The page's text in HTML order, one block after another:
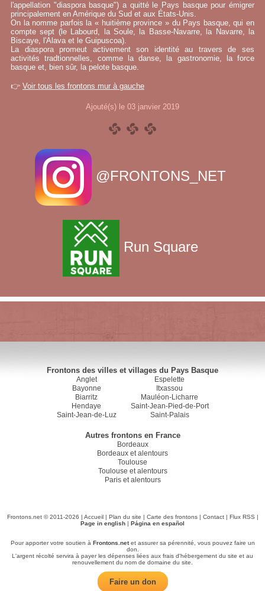
l'appellation "diaspora basque") a quitté le Pays basque pour émigrer
principalement en Amérique du Sud et aux États-Unis.
On la nomme parfois la « huitième province » du Pays basque, qui en
compte sept (le Labourd, la Soule, la Basse-Navarre, la Navarre, la
Biscaye, l'Alava et le Guipuscoa).
La diaspora promeut activement son identité au travers de ses
activités tradtionnelles, comme la danse, la gastronomie, la force
basque et, bien sûr, la pelote basque.
👉 Voir tous les frontons mur à gauche
Ajouté(s) le 03 janvier 2019
@FRONTONS_NET
Run Square
Frontons des villes et villages du Pays Basque
Anglet
Bayonne
Biarritz
Hendaye
Saint-Jean-de-Luz
Espelette
Itxassou
Mauléon-Licharre
Saint-Jean-Pied-de-Port
Saint-Palais
Autres frontons en France
Bordeaux
Bordeaux et alentours
Toulouse
Toulouse et alentours
Paris et alentours
Frontons.net © 2011-2026 | Accueil| Plan du site | Carte des frontons| Contact| Flux RSS |
Page in english | Página en español
Pour apporter votre soutien à Frontons.netet assurer sa pérennité, vous pouvez faire un
don.
L'argent récolté servira à payer les dépenses liées aux frais d'hébergement du site et au
renouvellement du nom de domaine du site.
Faire un don